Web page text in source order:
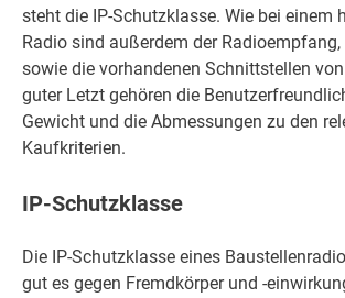
steht die IP-Schutzklasse. Wie bei einem
Radio sind außerdem der
sowie die vorhandenen Schnittstellen
guter Letzt gehören die
Gewicht und die Abmessungen zu den
Kaufkriterien.
IP-Schutzklasse
Die IP-Schutzklasse eines
gut es gegen Fremdkörper und -